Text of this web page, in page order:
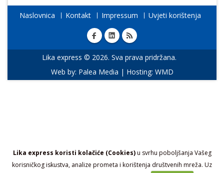
Lika express koristi kolačiće (Cookies)u svrhu poboljšanja Vašeg
korisničkog iskustva, analize prometa i korištenja društvenih mreža. Uz
Naslovnica Kontakt Impressum Uvjeti korištenja
Lika express © 2026. Sva prava pridržana.
Web by: Palea Media | Hosting: WMD